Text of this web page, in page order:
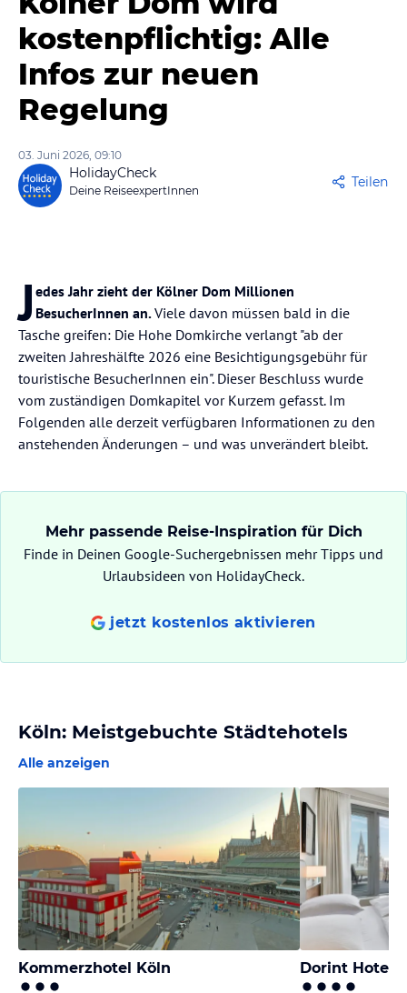
kostenpflichtig: Alle
Infos zur neuen
Regelung
03. Juni 2026, 09:10
HolidayCheck
Deine ReiseexpertInnen
Teilen
J edes Jahr zieht der Kölner Dom Millionen
BesucherInnen an.Viele davon müssen bald in die
Tasche greifen: Die Hohe Domkirche verlangt "ab der
zweiten Jahreshälfte 2026 eine Besichtigungsgebühr für
touristische BesucherInnen ein". Dieser Beschluss wurde
vom zuständigen Domkapitel vor Kurzem gefasst. Im
Folgenden alle derzeit verfügbaren Informationen zu den
anstehenden Änderungen – und was unverändert bleibt.
Mehr passende Reise-Inspiration für Dich
Finde in Deinen Google-Suchergebnissen mehr Tipps und
Urlaubsideen von HolidayCheck.
jetzt kostenlos aktivieren
Köln: Meistgebuchte Städtehotels
Alle anzeigen
Kommerzhotel Köln Dorint Hotel